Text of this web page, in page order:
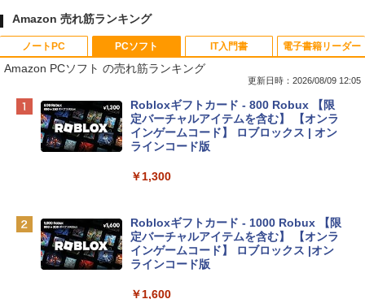
Amazon 売れ筋ランキング
ノートPC
Apple 2026 MacBook Neo A18 Proチッ
プ搭載13インチノートブック：AIとAppl
e Intelligenceのために設計、Liquid Ret
inaディスプレイ、8GBユニファイドメモ
eTime HDカメラ - インディゴ
tomtoc 360°保護 15.6 16インチ パソコ
ンケース Dell NEC Lavie ASUS HP dyna
PCソフト
Amazon PCソフト の売れ筋ランキング
更新日時：2026/08/09 12:05
Robloxギフトカード - 800 Robux 【限
定バーチャルアイテムを含む】 【オンラ
インゲームコード】 ロブロックス | オン
ラインコード版
￥1,300
Robloxギフトカード - 1000 Robux 【限
定バーチャルアイテムを含む】 【オンラ
インゲームコード】 ロブロックス |オン
ラインコード版
￥1,600
IT入門書 電子書籍リーダー